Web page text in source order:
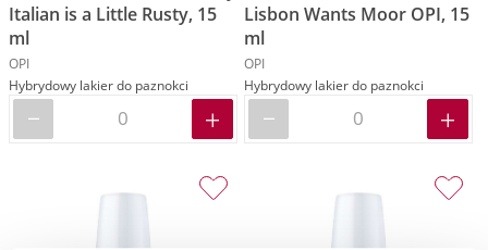
Italian is a Little Rusty, 15
ml
OPI
Hybrydowy lakier do paznokci
Lisbon Wants Moor OPI, 15
ml
OPI
Hybrydowy lakier do paznokci